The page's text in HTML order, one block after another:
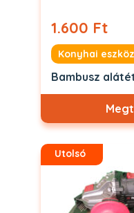
1.600 Ft
Konyhai
Bambusz
Utolsó